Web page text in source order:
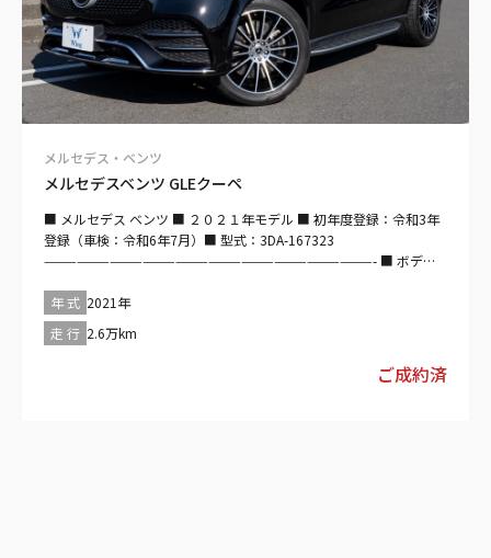
メルセデス・ベンツ
メルセデスベンツ GLEクーペ
■ メルセデス ベンツ ■ ２０２１年モデル ■ 初年度登録：令和3年
登録（車検：令和6年7月）■ 型式：3DA-167323
——————————————————————————————- ■ ボデ
——————————————————————————————- ■ 走行：
２６０００ｋｍ■直列6気筒DOHC／ディーゼル／ターボ／３０００
ｃｃ■最高出力／３３０ｐｓ ■ 最大トルク：700（71.4）/3200■
トランスミッション：コラムMTモード付9AT ■ GLEクーペ／SUV・
年 式 2021年
走 行 2.6万km
ご成約済